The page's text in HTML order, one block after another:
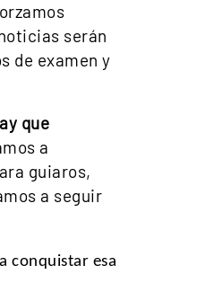
serán
de examen y
que
a
guiaros,
a seguir
conquistar esa